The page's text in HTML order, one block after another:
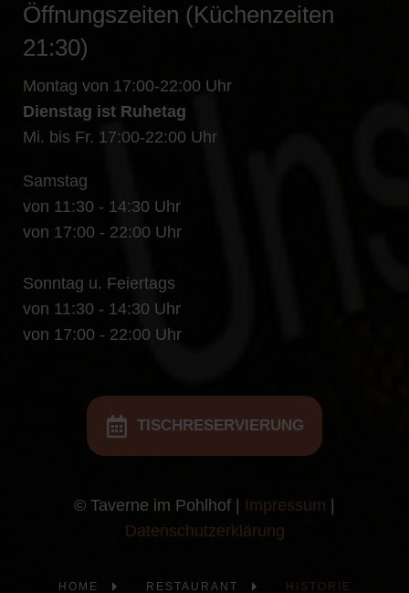
Öffnungszeiten (Küchenzeiten
21:30)
Montag von 17:00-22:00 Uhr
Dienstag ist Ruhetag
Mi. bis Fr. 17:00-22:00 Uhr
Samstag
von 11:30 - 14:30 Uhr
von 17:00 - 22:00 Uhr
Sonntag u. Feiertags
von 11:30 - 14:30 Uhr
von 17:00 - 22:00 Uhr
TISCHRESERVIERUNG
© Taverne im Pohlhof | Impressum
Datenschutzerklärung
HOME RESTAURANT HISTORIE